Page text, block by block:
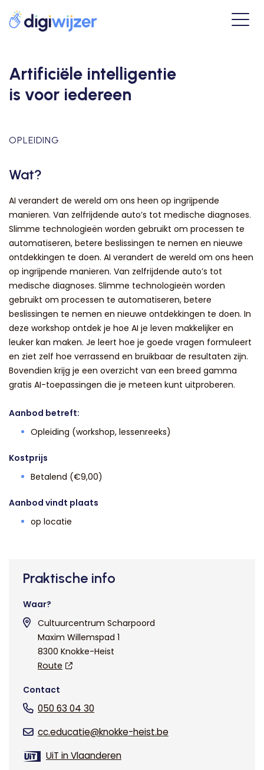
Artificiële intelligentie
is voor iedereen
OPLEIDING
Wat?
AI verandert de wereld om ons heen op ingrijpende
manieren. Van zelfrijdende auto’s tot medische diagnoses.
Slimme technologieën worden gebruikt om processen te
automatiseren, betere beslissingen te nemen en nieuwe
ontdekkingen te doen. AI verandert de wereld om ons heen
op ingrijpende manieren. Van zelfrijdende auto’s tot
medische diagnoses. Slimme technologieën worden
gebruikt om processen te automatiseren, betere
beslissingen te nemen en nieuwe ontdekkingen te doen. In
deze workshop ontdek je hoe AI je leven makkelijker en
leuker kan maken. Je leert hoe je goede vragen formuleert
en ziet zelf hoe verrassend en bruikbaar de resultaten zijn.
Bovendien krijg je een overzicht van een breed gamma
gratis AI-toepassingen die je meteen kunt uitproberen.
Aanbod betreft:
Opleiding (workshop, lessenreeks)
Kostprijs
Betalend (€9,00)
Aanbod vindt plaats
op locatie
Praktische info
Waar?
Cultuurcentrum Scharpoord
Maxim Willemspad 1
8300 Knokke-Heist
Route
Contact
050 63 04 30
cc.educatie@knokke-heist.be
UiT in Vlaanderen